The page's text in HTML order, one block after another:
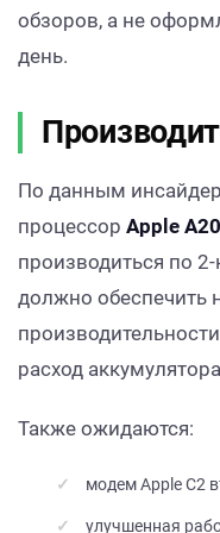
обзоров, а не
день.
По данным
процессор Apple
производиться по
должно обеспечить
расход
Также ожидаются:
модем Apple C2
улучшенная